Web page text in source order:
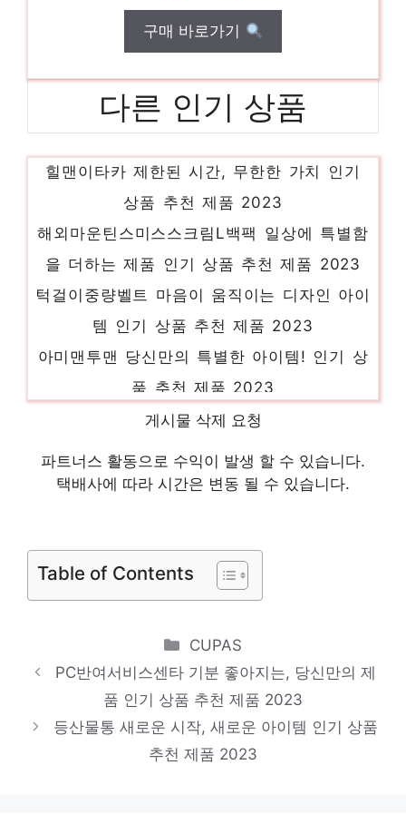
구매 바로가기
다른 인기 상품
힐맨이타카 제한된 시간, 무한한 가치 인기
상품 추천 제품 2023
해외마운틴스미스스크림L백팩 일상에 특별함
을 더하는 제품 인기 상품 추천 제품 2023
턱걸이중량벨트 마음이 움직이는 디자인 아이
템 인기 상품 추천 제품 2023
아미맨투맨 당신만의 특별한 아이템! 인기 상
품 추천 제품 2023
스타우브알라딘웍 일상에 빛을 더하는 최고의
당뇨검사기 편안함을 찾는 당신을 위해 인기
인기 상품 추천 제품 2023
게시물 삭제 요청
파트너스 활동으로 수익이 발생 할 수 있습니다.
택배사에 따라 시간은 변동 될 수 있습니다.
Table of Contents
Categories
CUPAS
PC반여서비스센타 기분 좋아지는, 당신만의 제
품 인기 상품 추천 제품 2023
등산물통 새로운 시작, 새로운 아이템 인기 상품
추천 제품 2023